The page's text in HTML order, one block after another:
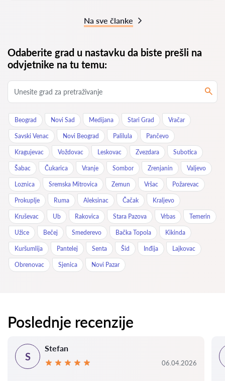
Na sve članke
Odaberite grad u nastavku da biste prešli na
odvjetnike na tu temu:
Beograd Novi Sad Medijana Stari Grad Vračar
Savski Venac Novi Beograd Palilula Pančevo
Kragujevac Voždovac Leskovac Zvezdara Subotica
Šabac Čukarica Vranje Sombor Zrenjanin Valjevo
Loznica Sremska Mitrovica Zemun Vršac Požarevac
Prokuplje Ruma Aleksinac Čačak Kraljevo
Kruševac Ub Rakovica Stara Pazova Vrbas Temerin
Užice Bečej Smederevo Bačka Topola Kikinda
Kuršumlija Pantelej Senta Šid Inđija Lajkovac
Obrenovac Sjenica Novi Pazar
Poslednje recenzije
S
Stefan
06.04.2026